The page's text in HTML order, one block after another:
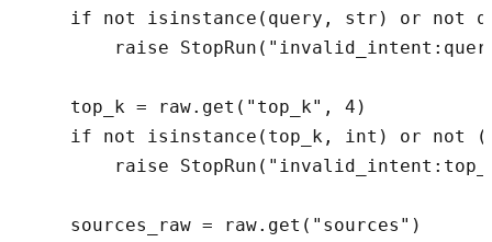
if not isinstance(query, str) or not
raise
    top_k = raw.get("top_k", 4)
if not isinstance(top_k, int) or not
raise
    sources_raw = raw.get("sources")